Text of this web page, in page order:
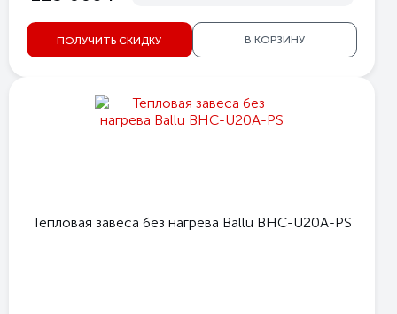
ПОЛУЧИТЬ СКИДКУ В КОРЗИНУ
Тепловая завеса без нагрева Ballu BHC-U20A-PS